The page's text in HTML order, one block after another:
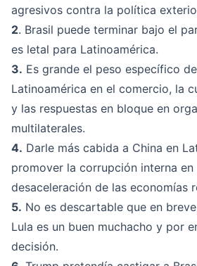
agresivos contra la política
2. Brasil puede terminar bajo el
es letal para Latinoamérica.
3. Es grande el peso específico
Latinoamérica en el comercio, la
y las respuestas en bloque en
multilaterales.
4. Darle más cabida a China en
promover la corrupción interna en
desaceleración de las economías
5. No es descartable que en
Lula es un buen muchacho y por
decisión.